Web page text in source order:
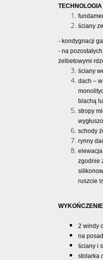
ściany
- kondygnacji
- na
żelbetowymi
ściany
dach –
blachą
stropy
schody
rynny
zgodnie
ruszcie
2 windy
na
ściany i
stolarka